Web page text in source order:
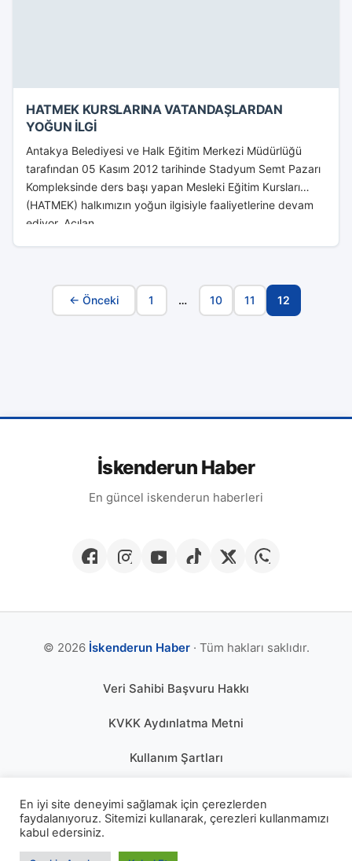
HATMEK KURSLARINA VATANDAŞLARDAN
YOĞUN İLGİ
Antakya Belediyesi ve Halk Eğitim Merkezi Müdürlüğü
tarafından 05 Kasım 2012 tarihinde Stadyum Semt Pazarı
Kompleksinde ders başı yapan Mesleki Eğitim Kursları
(HATMEK) halkımızın yoğun ilgisiyle faaliyetlerine devam
ediyor. Açılan...
Sayfa
← Önceki 1 … 10 11 12
İskenderun Haber
En güncel iskenderun haberleri
© 2026 İskenderun Haber· Tüm hakları saklıdır.
Veri Sahibi Başvuru Hakkı
KVKK Aydınlatma Metni
Kullanım Şartları
Çerez Politikası
En iyi site deneyimi sağlamak için çerezlerden
faydalanıyoruz. Sitemizi kullanarak, çerezleri kullanmamızı
kabul edersiniz.